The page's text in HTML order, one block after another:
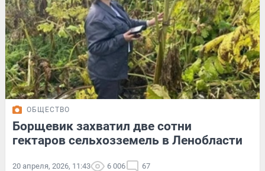
ОБЩЕСТВО
Борщевик захватил две сотни
гектаров сельхозземель в Ленобласти
20 апреля, 2026, 11:43 6 006 67